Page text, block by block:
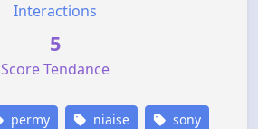
Interactions
5
Score Tendance
permy niaise sony